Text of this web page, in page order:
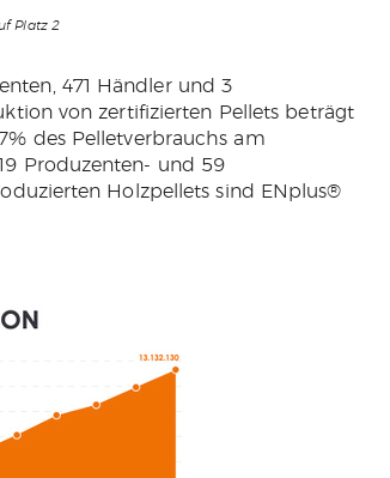
Platz 2
471 Händler und 3
von zertifizierten Pellets beträgt
des Pelletverbrauchs am
Produzenten- und 59
Holzpellets sind ENplus®